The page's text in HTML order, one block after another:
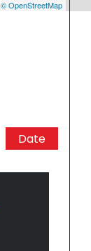
© OpenStreetMap
Date